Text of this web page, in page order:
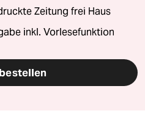
Zeitung frei Haus
inkl. Vorlesefunktion